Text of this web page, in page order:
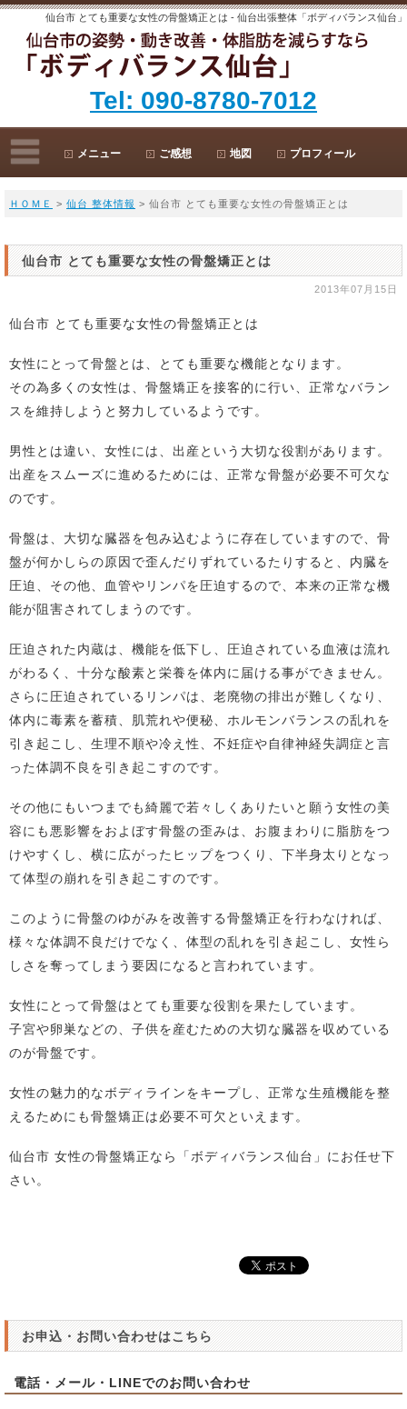
仙台市 とても重要な女性の骨盤矯正とは - 仙台出張整体「ボディバランス仙台」
Tel: 090-8780-7012
メニュー ご感想 地図 プロフィール
ＨＯＭＥ > 仙台 整体情報 > 仙台市 とても重要な女性の骨盤矯正とは
仙台市 とても重要な女性の骨盤矯正とは
2013年07月15日
仙台市 とても重要な女性の骨盤矯正とは
女性にとって骨盤とは、とても重要な機能となります。
その為多くの女性は、骨盤矯正を接客的に行い、正常なバラン
スを維持しようと努力しているようです。
男性とは違い、女性には、出産という大切な役割があります。
出産をスムーズに進めるためには、正常な骨盤が必要不可欠な
のです。
骨盤は、大切な臓器を包み込むように存在していますので、骨
盤が何かしらの原因で歪んだりずれているたりすると、内臓を
圧迫、その他、血管やリンパを圧迫するので、本来の正常な機
能が阻害されてしまうのです。
圧迫された内蔵は、機能を低下し、圧迫されている血液は流れ
がわるく、十分な酸素と栄養を体内に届ける事ができません。
さらに圧迫されているリンパは、老廃物の排出が難しくなり、
体内に毒素を蓄積、肌荒れや便秘、ホルモンバランスの乱れを
引き起こし、生理不順や冷え性、不妊症や自律神経失調症と言
った体調不良を引き起こすのです。
その他にもいつまでも綺麗で若々しくありたいと願う女性の美
容にも悪影響をおよぼす骨盤の歪みは、お腹まわりに脂肪をつ
けやすくし、横に広がったヒップをつくり、下半身太りとなっ
て体型の崩れを引き起こすのです。
このように骨盤のゆがみを改善する骨盤矯正を行わなければ、
様々な体調不良だけでなく、体型の乱れを引き起こし、女性ら
しさを奪ってしまう要因になると言われています。
女性にとって骨盤はとても重要な役割を果たしています。
子宮や卵巣などの、子供を産むための大切な臓器を収めている
のが骨盤です。
女性の魅力的なボディラインをキープし、正常な生殖機能を整
えるためにも骨盤矯正は必要不可欠といえます。
仙台市 女性の骨盤矯正なら「ボディバランス仙台」にお任せ下
さい。
お申込・お問い合わせはこちら
電話・メール・LINEでのお問い合わせ